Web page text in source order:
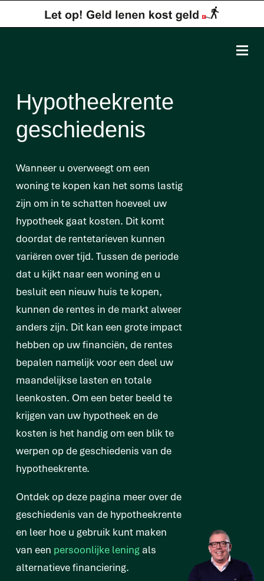
Hypotheekrente
geschiedenis
Wanneer u overweegt om een
woning te kopen kan het soms lastig
zijn om in te schatten hoeveel uw
hypotheek gaat kosten. Dit komt
doordat de rentetarieven kunnen
variëren over tijd. Tussen de periode
dat u kijkt naar een woning en u
besluit een nieuw huis te kopen,
kunnen de rentes in de markt alweer
anders zijn. Dit kan een grote impact
hebben op uw financiën, de rentes
bepalen namelijk voor een deel uw
maandelijkse lasten en totale
leenkosten. Om een beter beeld te
krijgen van uw hypotheek en de
kosten is het handig om een blik te
werpen op de geschiedenis van de
hypotheekrente.
Ontdek op deze pagina meer over de
geschiedenis van de hypotheekrente
en leer hoe u gebruik kunt maken
van een persoonlijke lening als
alternatieve financiering.